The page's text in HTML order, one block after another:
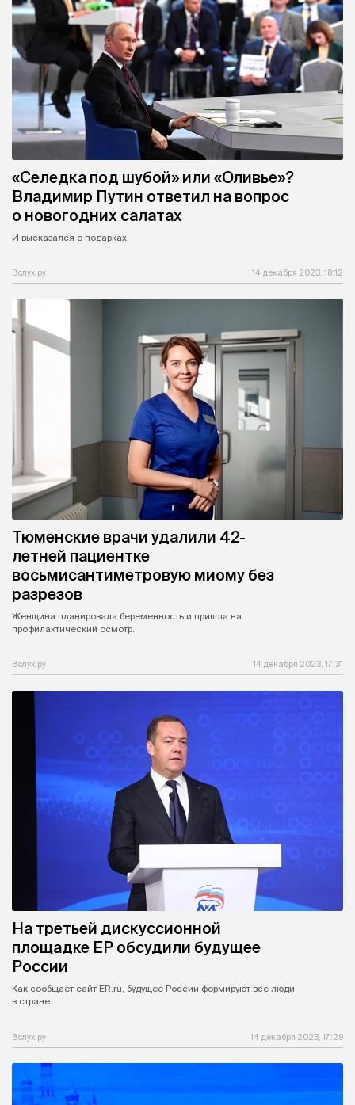
«Селедка под шубой» или «Оливье»?
Владимир Путин ответил на вопрос
о новогодних салатах
И высказался о подарках.
Вслух.ру 14 декабря 2023, 18:12
Тюменские врачи удалили 42-
летней пациентке
восьмисантиметровую миому без
разрезов
Женщина планировала беременность и пришла на
профилактический осмотр.
Вслух.ру 14 декабря 2023, 17:31
На третьей дискуссионной
площадке ЕР обсудили будущее
России
Как сообщает сайт ER.ru, будущее России формируют все люди
в стране.
Вслух.ру 14 декабря 2023, 17:29